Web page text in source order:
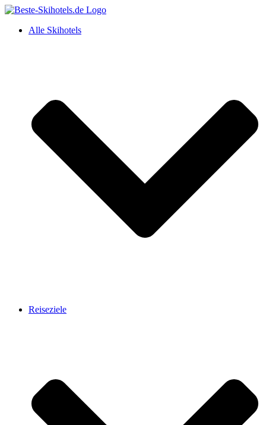
Alle Skihotels
Reiseziele